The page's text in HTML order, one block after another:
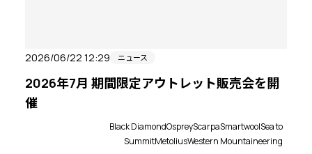
2026/06/22 12:29 ニュース
2026年7月 期間限定アウトレット販売会を開
催
Black DiamondOspreyScarpaSmartwoolSea to
SummitMetoliusWestern Mountaineering